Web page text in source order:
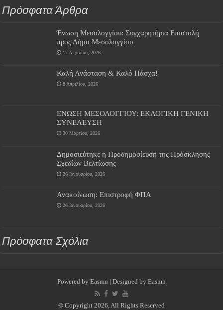
Πρόσφατα Άρθρα
Ένωση Μεσολογγίου: Συγχαρητήρια Επιστολή
προς Δήμο Μεσολογγίου
17 Απριλίου, 2026
Καλή Ανάσταση & Καλό Πάσχα!
8 Απριλίου, 2026
ΕΝΩΣΗ ΜΕΣΟΛΟΓΓΙΟΥ: ΕΚΛΟΓΙΚΗ ΓΕΝΙΚΗ
ΣΥΝΕΛΕΥΣΗ
30 Μαρτίου, 2026
Δημοσιεύτηκε η Προδημοσίευση της Πρόσκλησης
Σχεδίων Βελτίωσης
26 Ιανουαρίου, 2026
Ανακοίνωση: Επιστροφή ΦΠΑ
26 Ιανουαρίου, 2026
Πρόσφατα Σχόλια
Powered by Easmn | Designed by Easmn
© Copyright 2026, All Rights Reserved